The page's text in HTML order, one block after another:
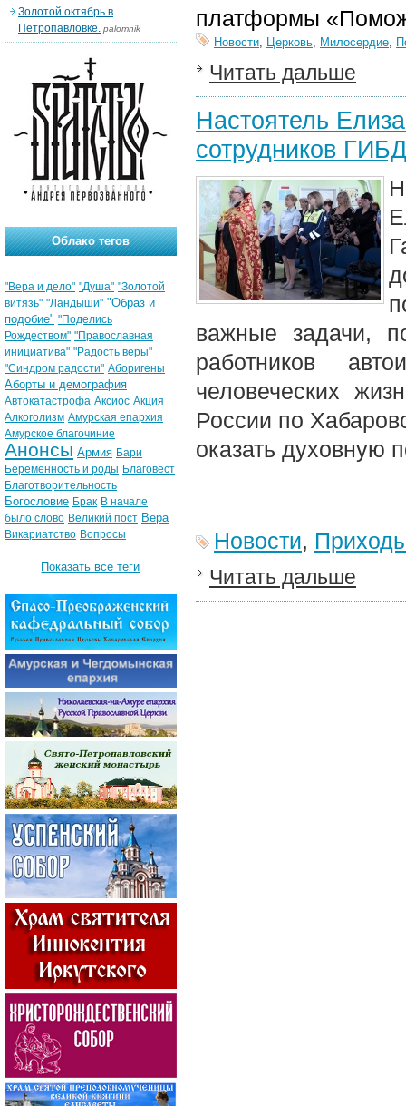
платформы
Новости, Церковь, Милосердие,
Читать дальше
Настоятель
сотрудников
важные задачи,
работников
человеческих
России по
оказать духовную
Новости,
Читать дальше
Золотой октябрь в
Петропавловке. palomnik
Облако тегов
"Вера и дело" "Душа" "Золотой
витязь" "Ландыши" "Образ и
подобие" "Поделись
Рождеством" "Православная
инициатива" "Радость веры"
"Синдром радости" Аборигены
Аборты и демография
Автокатастрофа Аксиос Акция
Алкоголизм Амурская епархия
Амурское благочиние
Анонсы Армия Бари
Беременность и роды Благовест
Благотворительность
Богословие Брак В начале
было слово Великий пост Вера
Викариатство Вопросы
Показать все теги